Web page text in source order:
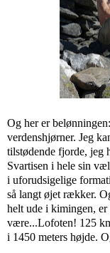
Og her er
verdenshjørner. Jeg
tilstødende fjorde, jeg
Svartisen i hele sin
i uforudsigelige
så langt øjet rækker.
helt ude i kimingen, er
være...Lofoten! 125
i 1450 meters højde.